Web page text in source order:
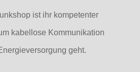
ist ihr kompetenter
kabellose Kommunikation
geht.